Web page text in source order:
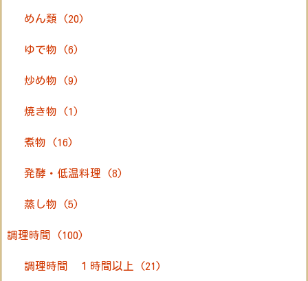
めん類 (20)
ゆで物 (6)
炒め物 (9)
焼き物 (1)
煮物 (16)
発酵・低温料理 (8)
蒸し物 (5)
調理時間 (100)
調理時間 １時間以上 (21)